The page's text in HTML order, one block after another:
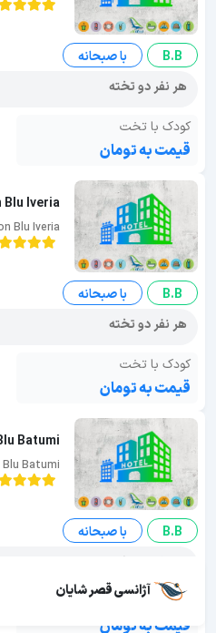
B.B
با صبحانه
هر نفر دو تخته
کودک با تخت
قیمت به تومان
Iveria
Blu Iveria
B.B
با صبحانه
هر نفر دو تخته
کودک با تخت
قیمت به تومان
Batumi
Batumi
B.B
با صبحانه
هر نفر دو تخته
کودک با تخت
قیمت به تومان
آژانسی قصر شایان